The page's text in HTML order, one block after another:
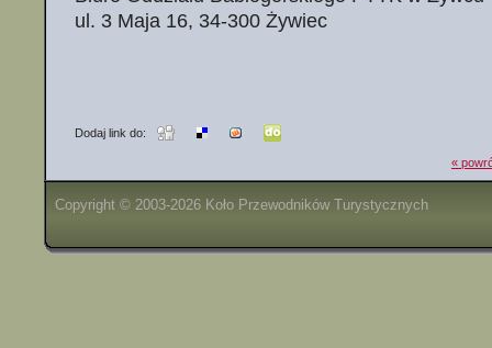
ul. 3 Maja 16, 34-300 Żywiec
Dodaj link do:
«
Copyright © 2003-2026 Koło Przewodników Turystycznych